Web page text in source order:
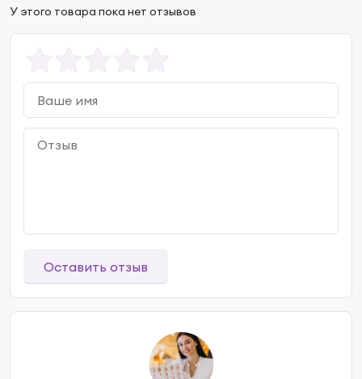
У этого товара пока нет отзывов
Оставить отзыв